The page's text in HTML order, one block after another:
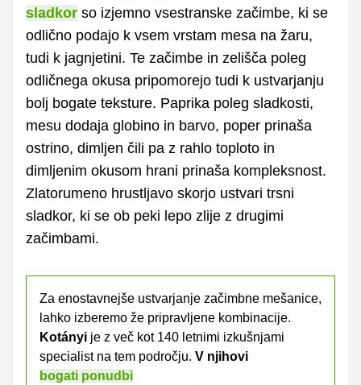
sladkor so izjemno vsestranske začimbe, ki se
odlično podajo k vsem vrstam mesa na žaru,
tudi k jagnjetini. Te začimbe in zelišča poleg
odličnega okusa pripomorejo tudi k ustvarjanju
bolj bogate teksture. Paprika poleg sladkosti,
mesu dodaja globino in barvo, poper prinaša
ostrino, dimljen čili pa z rahlo toploto in
dimljenim okusom hrani prinaša kompleksnost.
Zlatorumeno hrustljavo skorjo ustvari trsni
sladkor, ki se ob peki lepo zlije z drugimi
začimbami.
Za enostavnejše ustvarjanje začimbne mešanice,
lahko izberemo že pripravljene kombinacije.
Kotányi je z več kot 140 letnimi izkušnjami
specialist na tem področju. V njihovi
bogati ponudbi